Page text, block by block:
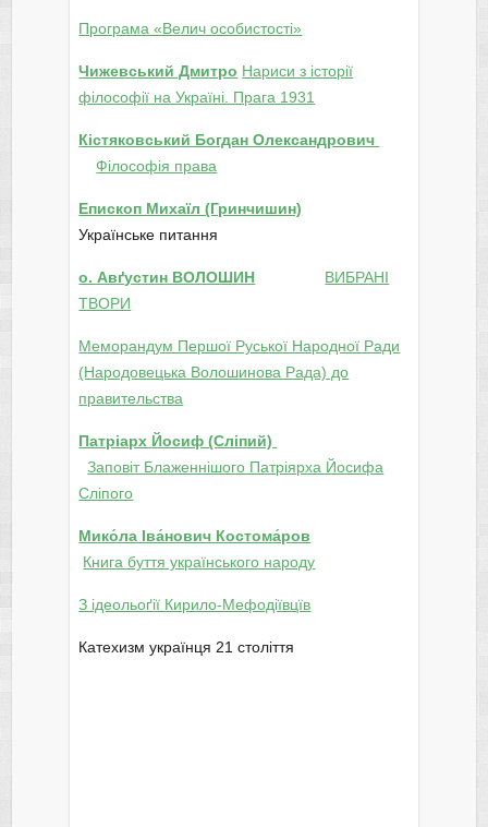
Програма «Велич особистості»
Чижевський Дмитро Нариси з історії
філософії на Україні. Прага 1931
Кістяковський Богдан Олександрович
Філософія права
Епископ Михаїл (Гринчишин)
Українське питання
о. Авґустин ВОЛОШИН
ВИБРАНІ
ТВОРИ
Меморандум Першої Руської Народної Ради
(Народовецька Волошинова Рада) до
правительства
Патріарх Йосиф (Сліпий)
Заповіт Блаженнішого Патріярха Йосифа
Сліпого
Мико́ла Іва́нович Костома́ров
Книга буття українського народу
З ідеольоґії Кирило-Мефодіївцїв
Катехизм українця 21 століття